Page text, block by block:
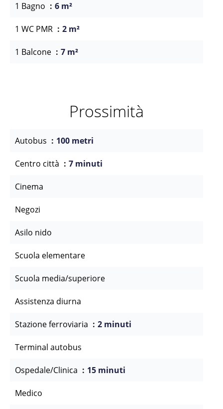
1 Bagno 6 m²
1 WC PMR 2 m²
1 Balcone 7 m²
Prossimità
Autobus 100 metri
Centro città 7 minuti
Cinema
Negozi
Asilo nido
Scuola elementare
Scuola media/superiore
Assistenza diurna
Stazione ferroviaria 2 minuti
Terminal autobus
Ospedale/Clinica 15 minuti
Medico